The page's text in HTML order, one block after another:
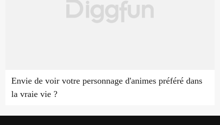
Envie de voir votre personnage d'animes préféré dans
la vraie vie ?